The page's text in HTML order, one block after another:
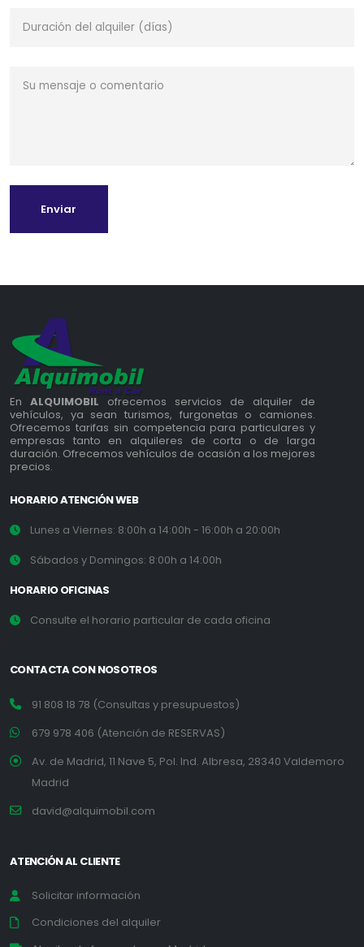
Enviar
En ALQUIMOBIL ofrecemos servicios de alquiler de
vehículos, ya sean turismos, furgonetas o camiones.
Ofrecemos tarifas sin competencia para particulares y
empresas tanto en alquileres de corta o de larga
duración. Ofrecemos vehículos de ocasión a los mejores
precios.
HORARIO ATENCIÓN WEB
Lunes a Viernes: 8:00h a 14:00h - 16:00h a 20:00h
Sábados y Domingos: 8:00h a 14:00h
HORARIO OFICINAS
Consulte el horario particular de cada oficina
CONTACTA CON NOSOTROS
91 808 18 78 (Consultas y presupuestos)
679 978 406 (Atención de RESERVAS)
Av. de Madrid, 11 Nave 5, Pol. Ind. Albresa, 28340 Valdemoro
Madrid
david@alquimobil.com
ATENCIÓN AL CLIENTE
Solicitar información
Condiciones del alquiler